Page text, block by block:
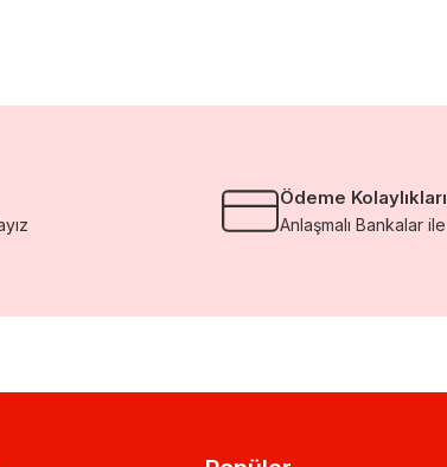
Ödeme Kolaylıkları
Anlaşmalı Bankalar ile